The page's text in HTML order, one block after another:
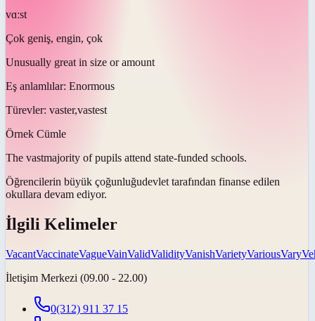
vɑːst
Çok geniş, engin, çok
Unusually great in size or amount
Eş anlamlılar: Enormous
Türevler: vaster,vastest
Örnek Cümle
The vastmajority of pupils attend state-funded schools.
Öğrencilerin büyük çoğunluğudevlet tarafından finanse edilen
okullara devam ediyor.
İlgili Kelimeler
VacantVaccinateVagueVainValidValidityVanishVarietyVariousVary
İletişim Merkezi (09.00 - 22.00)
0(312) 911 37 15